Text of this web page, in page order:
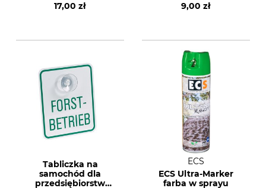
17,00 zł
9,00 zł
Tabliczka na
samochód dla
przedsiębiorstw
ECS
ECS Ultra-Marker
farba w sprayu